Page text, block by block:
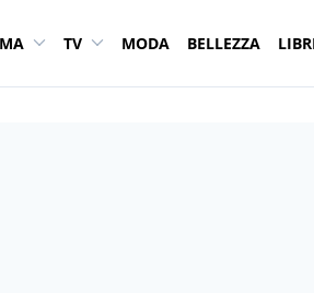
TV MODA BELLEZZA